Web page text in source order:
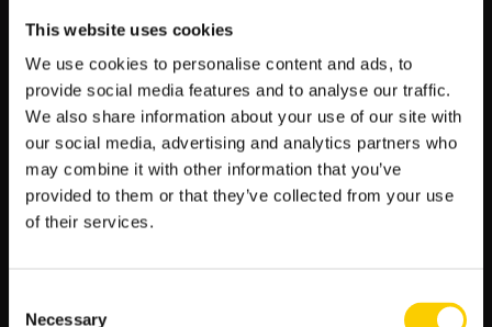
This website uses cookies
We use cookies to personalise content and ads, to
provide social media features and to analyse our traffic.
We also share information about your use of our site with
our social media, advertising and analytics partners who
may combine it with other information that you’ve
provided to them or that they’ve collected from your use
of their services.
Necessary
10 stycznia 2025 r.,godz. 14.20 |
11 stycznia 2025 t.,godz. 12.30 | Bieg na dochodzenie
kobiet 10 km
Bieg na dochodzenie
mężczyzn 12,5 km
12 stycznia 2025 r.,godz. 12.20 |6 + 7,5 km relay / miksty
12 stycznia 2025 r., godz. 14.30 |sztafeta 4 x 6 km /
miksty